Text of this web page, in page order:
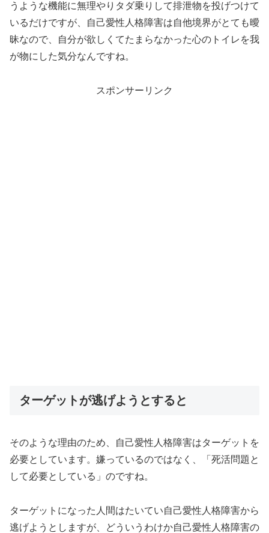
うような機能に無理やりタダ乗りして排泄物を投げつけて
いるだけですが、自己愛性人格障害は自他境界がとても曖
昧なので、自分が欲しくてたまらなかった心のトイレを我
が物にした気分なんですね。
スポンサーリンク
ターゲットが逃げようとすると
そのような理由のため、自己愛性人格障害はターゲットを
必要としています。嫌っているのではなく、「死活問題と
して必要としている」のですね。
ターゲットになった人間はたいてい自己愛性人格障害から
逃げようとしますが、どういうわけか自己愛性人格障害の